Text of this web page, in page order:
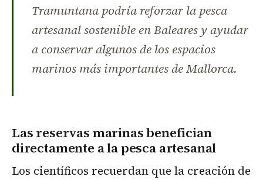
Tramuntana podría reforzar la pesca
artesanal sostenible en Baleares y ayudar
a conservar algunos de los espacios
marinos más importantes de Mallorca.
Las reservas marinas benefician
directamente a la pesca artesanal
Los científicos recuerdan que la creación de